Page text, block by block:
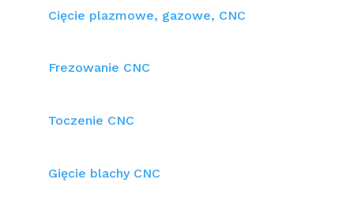
Cięcie plazmowe, gazowe, CNC
Frezowanie CNC
Toczenie CNC
Gięcie blachy CNC